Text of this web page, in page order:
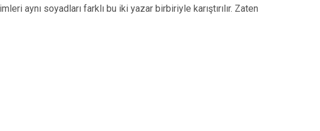
aynı soyadları farklı bu iki yazar birbiriyle karıştırılır. Zaten